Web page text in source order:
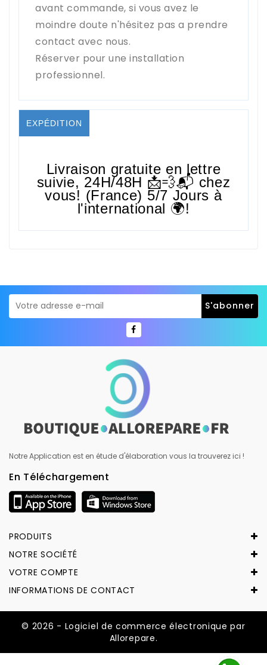
avant commande, si vous avez le
moindre doute n'hésitez pas a prendre
contact avec nous.
Réserver pour une installation
professionnel.
EXPÉDITION
Livraison gratuite en lettre
suivie, 24H/48H 📩💨📬 chez
vous! (France) 5/7 Jours à
l'international 🌍!
Notre Application est en étude d'élaboration vous la trouverez ici !
En Téléchargement
PRODUITS
NOTRE SOCIÉTÉ
VOTRE COMPTE
INFORMATIONS DE CONTACT
© 2026 - Logiciel de commerce électronique par
Allorepare.